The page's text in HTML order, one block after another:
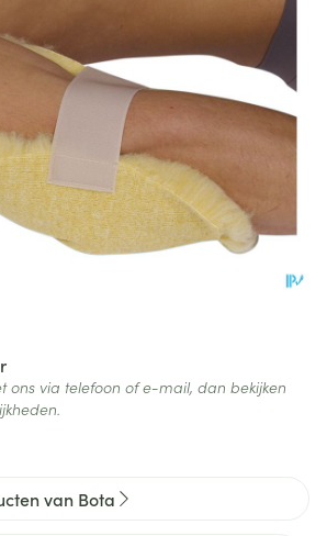
ons via telefoon of e-mail, dan bekijken
van Bota